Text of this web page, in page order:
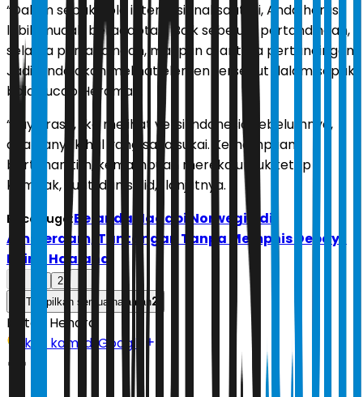
“Dalam sepak bola internasional saat ini, Anda harus
lebih mudah beradaptasi. Baik sebelum pertandingan,
selama pertandingan, maupun di antara pertandingan.
Jadi, Anda akan melihat elemen tersebut dalam sepak
bola,” ucap Herdman.
“Saya rasa, jika melihat versi Indonesia sebelumnya,
ada banyak hal yang saya sukai. Kemampuan
bertahan tim, kemampuan mereka untuk tetap
kompak, kuat, dan solid,” lanjutnya.
Baca Juga:Belanda Hadapi Norwegia di
Amsterdam, Tantangan Tanpa Memphis Depay-
Erling Haaland
2
Tampilkan semua halaman2
Editor: Hendra
Ikuti kami di Google